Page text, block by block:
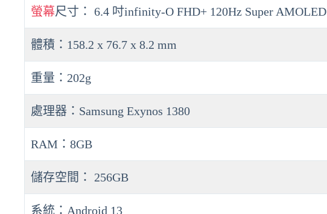
螢幕尺寸： 6.4 吋infinity-O FHD+ 120Hz Super AMOLED
體積：158.2 x 76.7 x 8.2 mm
重量：202g
處理器：Samsung Exynos 1380
RAM：8GB
儲存空間： 256GB
系統：Android 13